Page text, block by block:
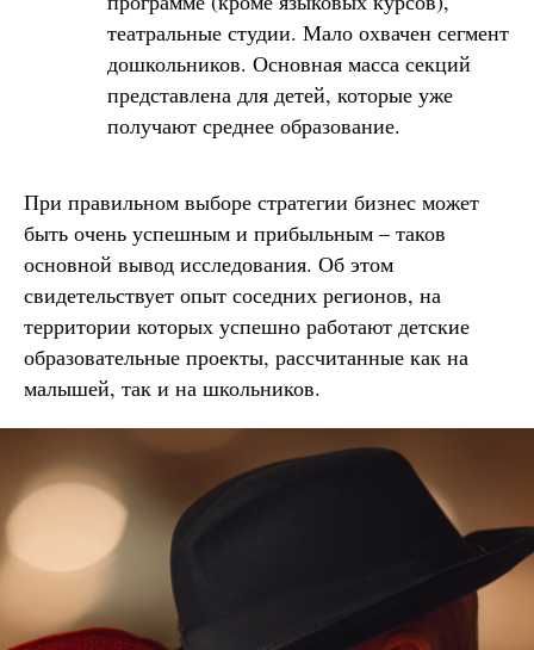
театральные студии. Мало охвачен сегмент
дошкольников. Основная масса секций
представлена для детей, которые уже
получают среднее образование.
При правильном выборе стратегии бизнес может
быть очень успешным и прибыльным – таков
основной вывод исследования. Об этом
свидетельствует опыт соседних регионов, на
территории которых успешно работают детские
образовательные проекты, рассчитанные как на
малышей, так и на школьников.